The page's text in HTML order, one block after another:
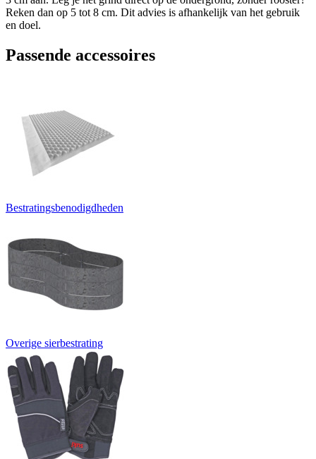
Reken dan op 5 tot 8 cm. Dit advies is afhankelijk van het gebruik
en doel.
Passende accessoires
Bestratingsbenodigdheden
Overige sierbestrating